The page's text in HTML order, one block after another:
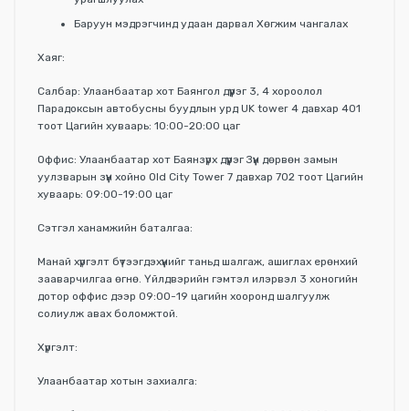
Баруун мэдрэгчинд удаан дарвал Хөгжим чангалах
Хаяг:
Салбар: Улаанбаатар хот Баянгол дүүрэг 3, 4 хороолол
Парадоксын автобусны буудлын урд UK tower 4 давхар 401
тоот Цагийн хуваарь: 10:00-20:00 цаг
Оффис: Улаанбаатар хот Баянзүрх дүүрэг Зүүн дөрвөн замын
уулзварын зүүн хойно Old City Tower 7 давхар 702 тоот Цагийн
хуваарь: 09:00-19:00 цаг
Сэтгэл ханамжийн баталгаа:
Манай хүргэлт бүтээгдэхүүнийг таньд шалгаж, ашиглах ерөнхий
зааварчилгаа өгнө. Үйлдвэрийн гэмтэл илэрвэл 3 хоногийн
дотор оффис дээр 09:00-19 цагийн хооронд шалгуулж
солиулж авах боломжтой.
Хүргэлт:
Улаанбаатар хотын захиалга: